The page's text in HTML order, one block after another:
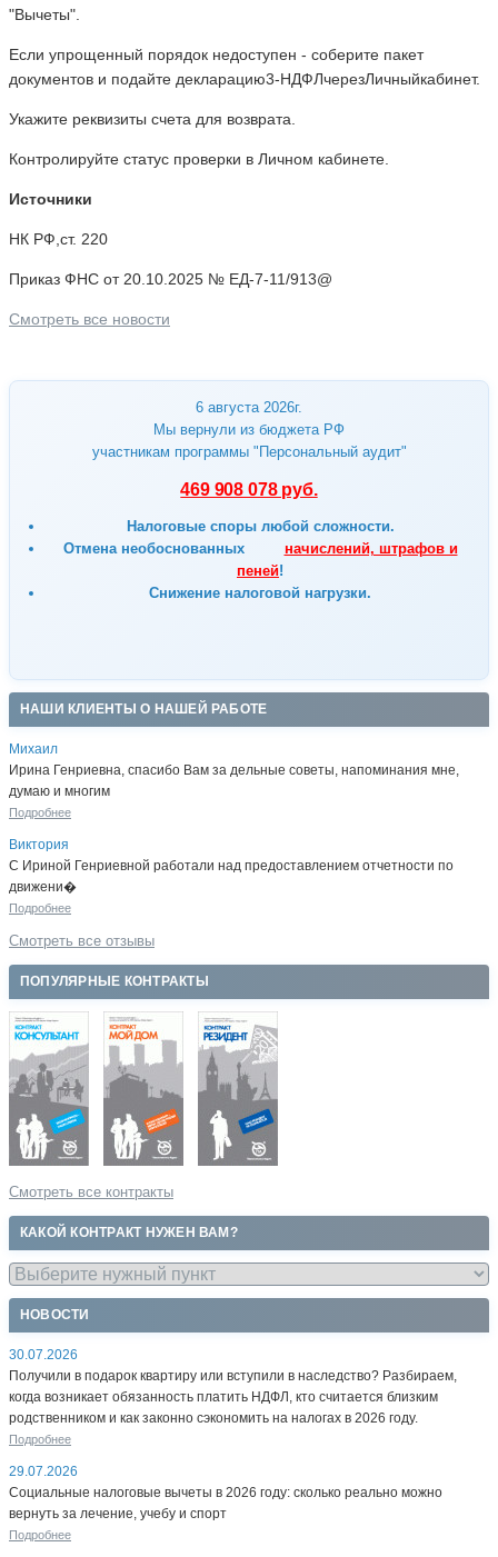
6 августа 2026г.
Мы вернули из бюджета РФ
участникам программы "Персональный аудит"
469 908 078 руб.
Налоговые споры любой сложности.
Отмена необоснованных начислений, штрафов и
пеней!
Снижение налоговой нагрузки.
НАШИ КЛИЕНТЫ О НАШЕЙ РАБОТЕ
Михаил
Ирина Генриевна, спасибо Вам за дельные советы, напоминания мне,
думаю и многим
Подробнее
Виктория
С Ириной Генриевной работали над предоставлением отчетности по
движени�
Подробнее
Смотреть все отзывы
ПОПУЛЯРНЫЕ КОНТРАКТЫ
Смотреть все контракты
КАКОЙ КОНТРАКТ НУЖЕН ВАМ?
НОВОСТИ
30.07.2026
Получили в подарок квартиру или вступили в наследство? Разбираем,
когда возникает обязанность платить НДФЛ, кто считается близким
родственником и как законно сэкономить на налогах в 2026 году.
Подробнее
29.07.2026
Социальные налоговые вычеты в 2026 году: сколько реально можно
вернуть за лечение, учебу и спорт
Подробнее
"Вычеты".
Если упрощенный порядок недоступен - соберите пакет
документов и подайте декларацию3-НДФЛчерезЛичныйкабинет.
Укажите реквизиты счета для возврата.
Контролируйте статус проверки в Личном кабинете.
Источники
НК РФ,ст. 220
Приказ ФНС от 20.10.2025 № ЕД-7-11/913@
Смотреть все новости